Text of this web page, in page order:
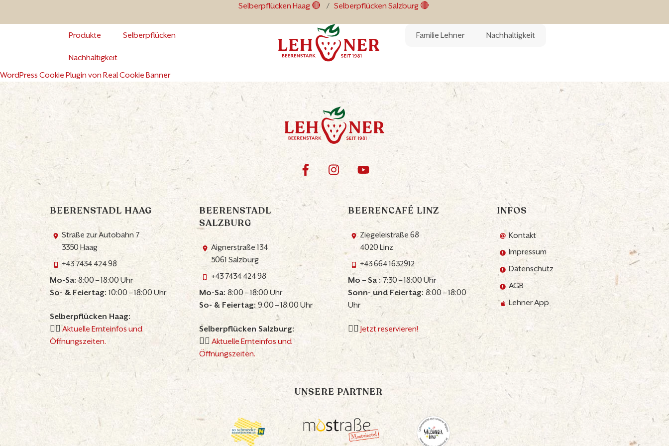
Selberpflücken Haag 🔴 / Selberpflücken Salzburg 🔴
Produkte Selberpflücken
Nachhaltigkeit
Familie Lehner Nachhaltigkeit
WordPress Cookie Plugin von Real Cookie Banner
BEERENSTADL HAAG
Straße zur Autobahn 7
3350 Haag
+43 7434 424 98
Mo-Sa:8:00 – 18:00 Uhr
So- & Feiertag:10:00 – 18:00 Uhr
Selberpflücken Haag:
👉🏼Aktuelle Ernteinfos und
Öffnungszeiten.
BEERENSTADL
SALZBURG
Aignerstraße 134
5061 Salzburg
+43 7434 424 98
Mo-Sa: 8:00 – 18:00 Uhr
So- & Feiertag: 9:00 – 18:00 Uhr
Selberpflücken Salzburg:
👉🏼 Aktuelle Ernteinfos und
Öffnungszeiten.
BEERENCAFÉ LINZ
Ziegeleistraße 68
4020 Linz
+43 664 1632912
Mo – Sa : 7:30 – 18:00 Uhr
Sonn- und Feiertag: 8:00 – 18:00
Uhr
👉🏼 Jetzt reservieren!
INFOS
Kontakt
Impressum
Datenschutz
AGB
Lehner App
UNSERE PARTNER